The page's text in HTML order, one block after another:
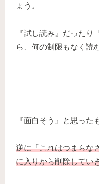
ょう。
『試し読み』だったり
ら、何の制限もなく読
『面白そう』と思った
逆に『これはつまらな
に入りから削除してい